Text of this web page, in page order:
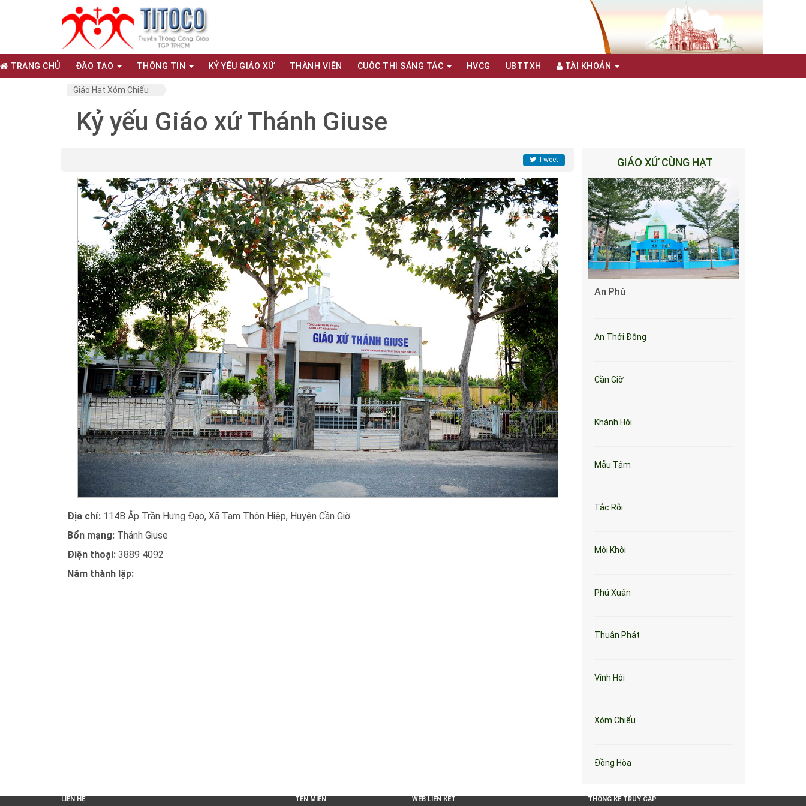
TRANG CHỦ ĐÀO TẠO THÔNG TIN KỶ YẾU GIÁO XỨ THÀNH VIÊN CUỘC THI SÁNG TÁC HVCG UBTTXH TÀI KHOẢN
Giáo Hạt Xóm Chiếu
Kỷ yếu Giáo xứ Thánh Giuse
Tweet
Địa chỉ: 114B Ấp Trần Hưng Đạo, Xã Tam Thôn Hiệp, Huyện Cần Giờ
Bổn mạng: Thánh Giuse
Điện thoại: 3889 4092
Năm thành lập:
GIÁO XỨ CÙNG HẠT
An Phú
An Thới Đông
Cần Giờ
Khánh Hội
Mẫu Tâm
Tắc Rỗi
Môi Khôi
Phú Xuân
Thuận Phát
Vĩnh Hội
Xóm Chiếu
Đồng Hòa
LIÊN HỆ TÊN MIỀN WEB LIÊN KẾT THỐNG KÊ TRUY CẬP